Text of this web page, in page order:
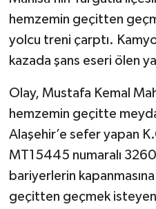
hemzemin geçitten
yolcu treni çarptı.
kazada şans eseri ölen
Olay, Mustafa Kemal
hemzemin geçitte
Alaşehir’e sefer yapan
MT15445 numaralı
bariyerlerin
geçitten geçmek